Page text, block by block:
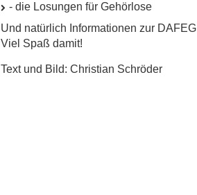
- die Losungen für Gehörlose
Und natürlich Informationen zur DAFEG
Viel Spaß damit!
Text und Bild: Christian Schröder